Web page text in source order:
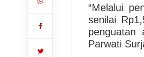
“Melalui
senilai
penguatan
Parwati